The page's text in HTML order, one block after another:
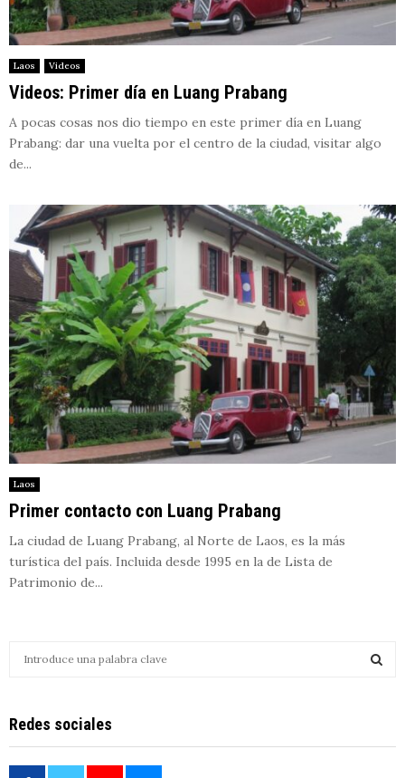
Laos Videos
Videos: Primer día en Luang Prabang
A pocas cosas nos dio tiempo en este primer día en Luang
Prabang: dar una vuelta por el centro de la ciudad, visitar algo
de...
Laos
Primer contacto con Luang Prabang
La ciudad de Luang Prabang, al Norte de Laos, es la más
turística del país. Incluida desde 1995 en la de Lista de
Patrimonio de...
c
h
f
Redes sociales